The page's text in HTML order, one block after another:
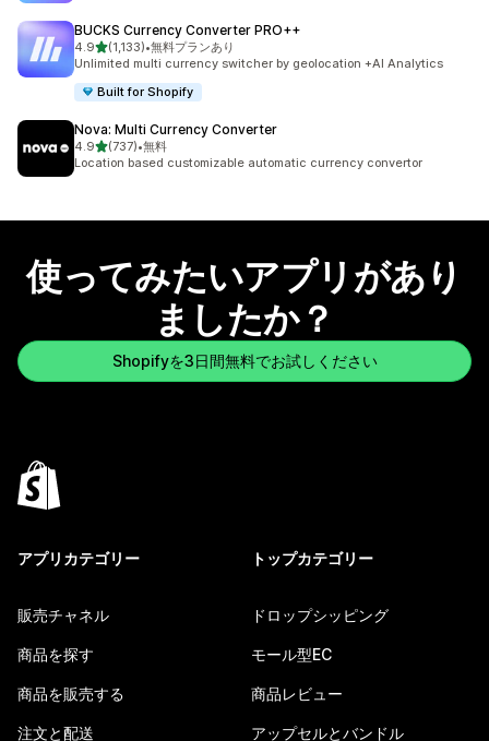
BUCKS Currency Converter PRO++
4.95つ星中
(1,133)
合計レビュー数：1133件
•無料プランあり
Unlimited multi currency switcher by geolocation +AI Analytics
Built for Shopify
Nova: Multi Currency Converter
4.95つ星中
(737)
合計レビュー数：737件
•無料
Location based customizable automatic currency convertor
使ってみたいアプリがあり
ましたか？
Shopifyを3日間無料でお試しください
アプリカテゴリー
販売チャネル
商品を探す
商品を販売する
注文と配送
トップカテゴリー
ドロップシッピング
モール型EC
商品レビュー
アップセルとバンドル